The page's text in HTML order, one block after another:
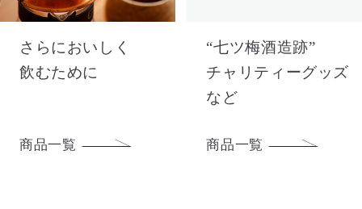
さらにおいしく
飲むために
商品一覧
“七ツ梅酒造跡”
チャリティーグッズ
など
商品一覧